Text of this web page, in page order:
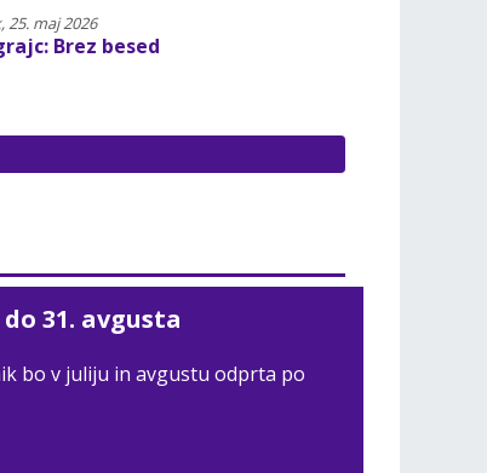
25. maj 2026
Brez besed
31. avgusta
bo v juliju in avgustu odprta po